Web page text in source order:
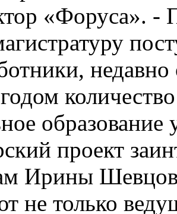
«Форуса». -
образование
проект
Ирины
не только